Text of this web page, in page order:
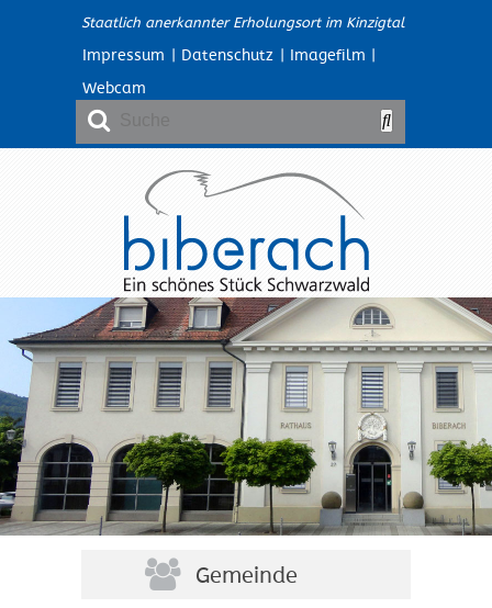
Staatlich anerkannter Erholungsort im Kinzigtal
Impressum | Datenschutz | Imagefilm |
Webcam
Gemeinde